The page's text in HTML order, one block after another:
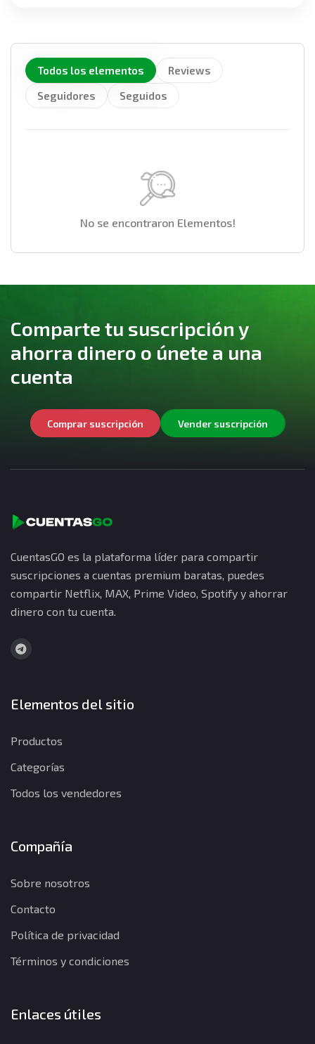
Todos los elementos
Reviews
Seguidores
Seguidos
No se encontraron Elementos!
Comparte tu suscripción y
ahorra dinero o únete a una
cuenta
Comprar suscripción Vender suscripción
CuentasGO es la plataforma líder para compartir
suscripciones a cuentas premium baratas, puedes
compartir Netflix, MAX, Prime Video, Spotify y ahorrar
dinero con tu cuenta.
Elementos del sitio
Productos
Categorías
Todos los vendedores
Compañía
Sobre nosotros
Contacto
Política de privacidad
Términos y condiciones
Enlaces útiles